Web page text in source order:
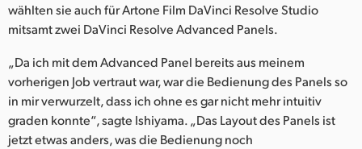
wählten sie auch für Artone Film DaVinci Resolve Studio
mitsamt zwei DaVinci Resolve Advanced Panels.
„Da ich mit dem Advanced Panel bereits aus meinem
vorherigen Job vertraut war, war die Bedienung des Panels so
in mir verwurzelt, dass ich ohne es gar nicht mehr intuitiv
graden konnte“, sagte Ishiyama. „Das Layout des Panels ist
jetzt etwas anders, was die Bedienung noch